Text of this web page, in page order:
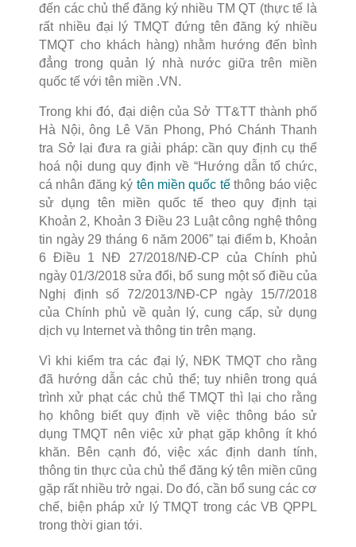
đến các chủ thể đăng ký nhiều TM QT (thực tế là
rất nhiều đại lý TMQT đứng tên đăng ký nhiều
TMQT cho khách hàng) nhằm hướng đến bình
đẳng trong quản lý nhà nước giữa trên miền
quốc tế với tên miền .VN.
Trong khi đó, đại diện của Sở TT&TT thành phố
Hà Nội, ông Lê Văn Phong, Phó Chánh Thanh
tra Sở lại đưa ra giải pháp: cần quy định cụ thể
hoá nội dung quy định về “Hướng dẫn tổ chức,
cá nhân đăng ký tên miền quốc tếthông báo việc
sử dụng tên miền quốc tế theo quy định tại
Khoản 2, Khoản 3 Điều 23 Luật công nghệ thông
tin ngày 29 tháng 6 năm 2006” tại điểm b, Khoản
6 Điều 1 NĐ 27/2018/NĐ-CP của Chính phủ
ngày 01/3/2018 sửa đổi, bổ sung một số điều của
Nghị định số 72/2013/NĐ-CP ngày 15/7/2018
của Chính phủ về quản lý, cung cấp, sử dụng
dịch vụ Internet và thông tin trên mạng.
Vì khi kiểm tra các đại lý, NĐK TMQT cho rằng
đã hướng dẫn các chủ thể; tuy nhiên trong quá
trình xử phạt các chủ thể TMQT thì lại cho rằng
họ không biết quy định về việc thông báo sử
dụng TMQT nên việc xử phạt gặp không ít khó
khăn. Bên cạnh đó, việc xác định danh tính,
thông tin thực của chủ thể đăng ký tên miền cũng
gặp rất nhiều trở ngại. Do đó, cần bổ sung các cơ
chế, biện pháp xử lý TMQT trong các VB QPPL
trong thời gian tới.